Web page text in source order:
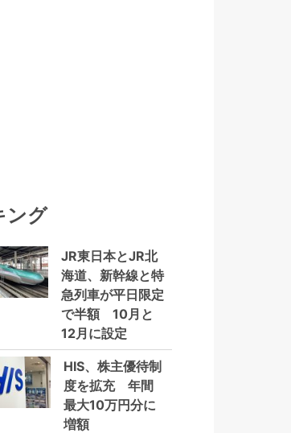
ング
JR東日本とJR北
海道、新幹線と特
急列車が平日限定
で半額 10月と
12月に設定
HIS、株主優待制
度を拡充 年間
最大10万円分に
増額